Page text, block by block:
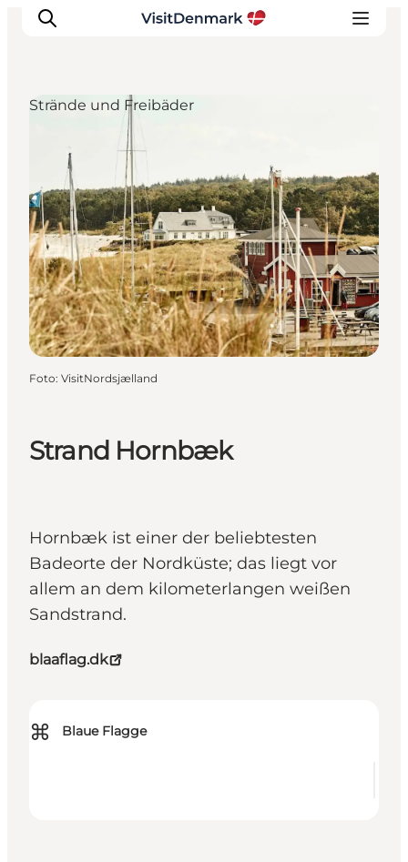
Inspiration
Regionen
Erlebnisse
Unterkünfte
Reiseplanung
Strand Hornbæk
Hornbæk ist einer der beliebtesten
Badeorte der Nordküste; das liegt vor
allem an dem kilometerlangen weißen
Sandstrand.
blaaflag.dk
⌘ Blaue Flagge
Strände und Freibäder
Foto: VisitNordsjælland